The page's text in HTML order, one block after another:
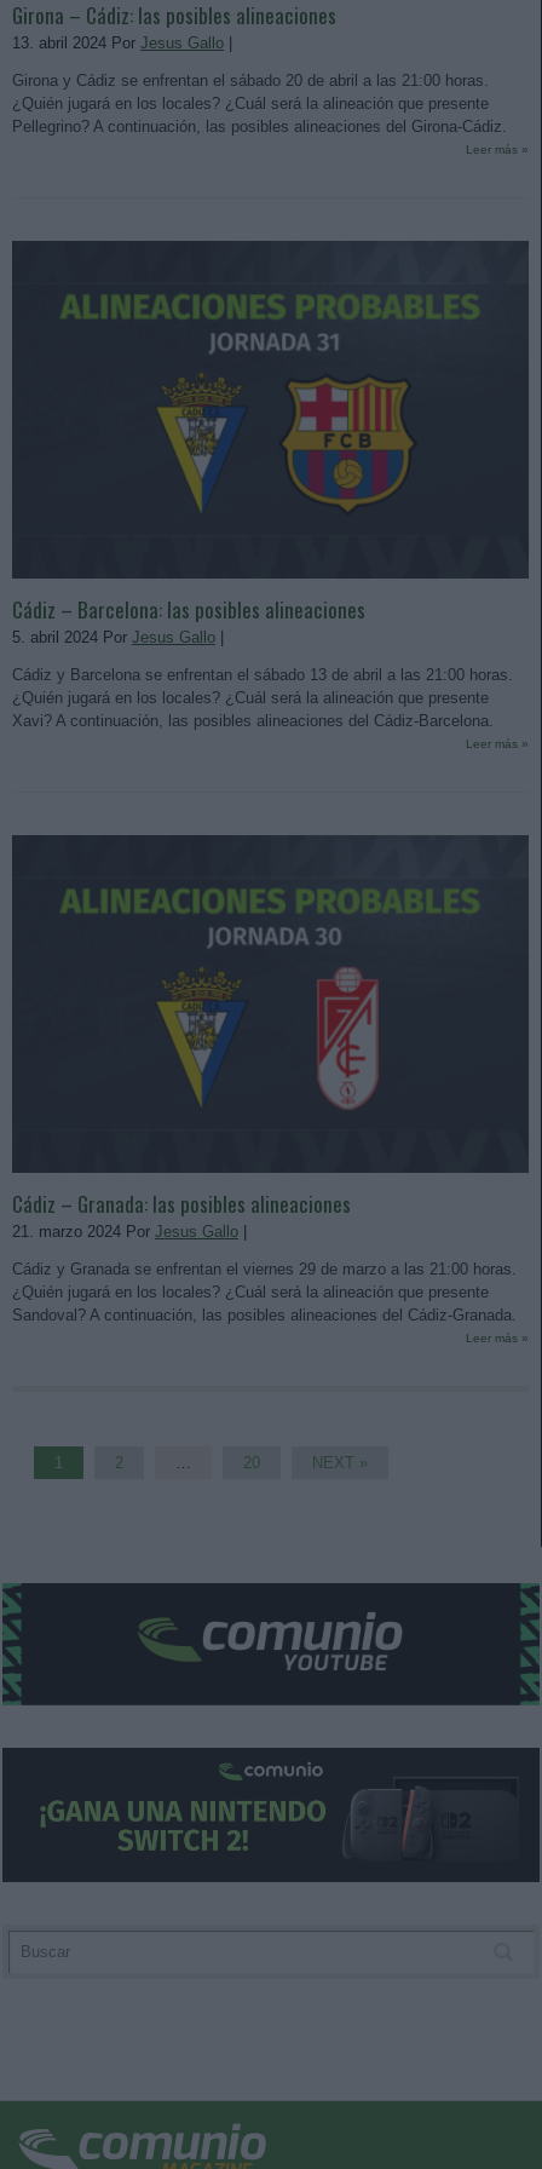
Girona – Cádiz: las posibles alineaciones
13. abril 2024 Por Jesus Gallo
Girona y Cádiz se enfrentan el sábado 20 de abril a las 21:00 horas.
¿Quién jugará en los locales? ¿Cuál será la alineación que presente
Pellegrino? A continuación, las posibles alineaciones del Girona-Cádiz.
Leer más »
Cádiz – Barcelona: las posibles alineaciones
5. abril 2024 Por Jesus Gallo
Cádiz y Barcelona se enfrentan el sábado 13 de abril a las 21:00 horas.
¿Quién jugará en los locales? ¿Cuál será la alineación que presente
Xavi? A continuación, las posibles alineaciones del Cádiz-Barcelona.
Leer más »
Cádiz – Granada: las posibles alineaciones
21. marzo 2024 Por Jesus Gallo
Cádiz y Granada se enfrentan el viernes 29 de marzo a las 21:00 horas.
¿Quién jugará en los locales? ¿Cuál será la alineación que presente
Sandoval? A continuación, las posibles alineaciones del Cádiz-Granada.
Leer más »
1 2 20 NEXT »